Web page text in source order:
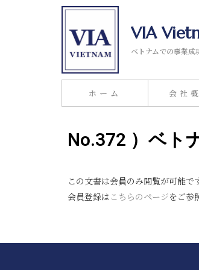
VIA
ベトナムでの事業成
ホーム 会社
No.372 ）ベト
この文書は会員のみ閲覧が可能で
会員登録は こちらのページをご参